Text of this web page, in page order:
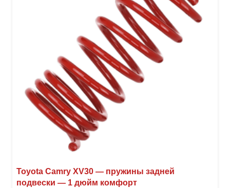
Toyota Camry XV30 — пружины задней
подвески — 1 дюйм комфорт